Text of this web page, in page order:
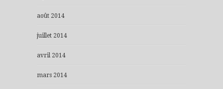
août 2014
juillet 2014
avril 2014
mars 2014